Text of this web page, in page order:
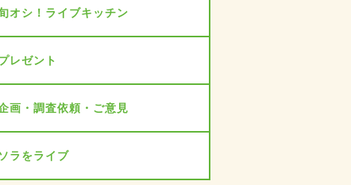
オシ！ライブキッチン
レゼント
画・調査依頼・ご意見
ソラをライブ